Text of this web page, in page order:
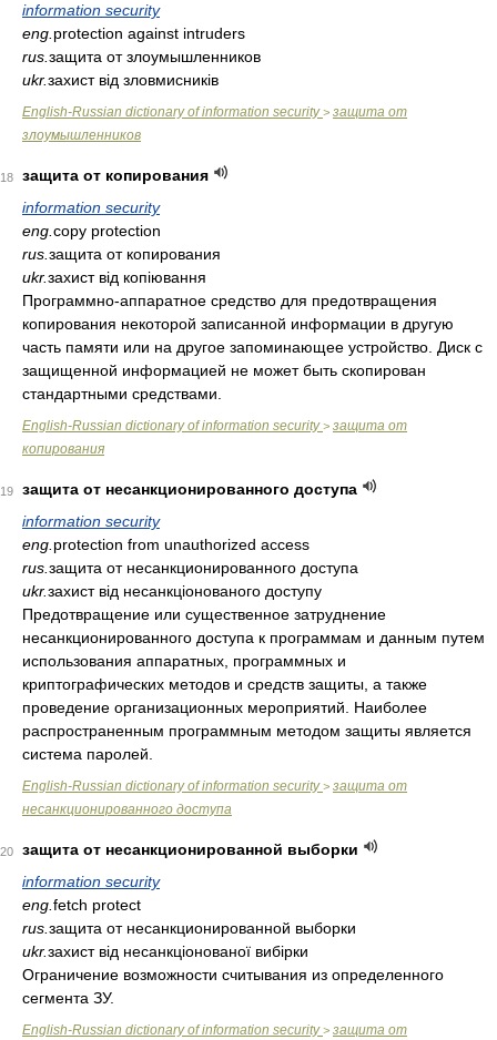
information security
eng. protection against intruders
rus. защита от злоумышленников
ukr.захист від зловмисників
English-Russian dictionary of information security> защита от
злоумышленников
18
защита от копирования
information security
eng. copy protection
rus. защита от копирования
ukr.захист від копіювання
Программно-аппаратное средство для предотвращения
копирования некоторой записанной информации в другую
часть памяти или на другое запоминающее устройство. Диск с
защищенной информацией не может быть скопирован
стандартными средствами.
English-Russian dictionary of information security> защита от
копирования
19
защита от несанкционированного доступа
information security
eng. protection from unauthorized access
rus. защита от несанкционированного доступа
ukr.захист від несанкціонованого доступу
Предотвращение или существенное затруднение
несанкционированного доступа к программам и данным путем
использования аппаратных, программных и
криптографических методов и средств защиты, а также
проведение организационных мероприятий. Наиболее
распространенным программным методом защиты является
система паролей.
English-Russian dictionary of information security> защита от
несанкционированного доступа
20
защита от несанкционированной выборки
information security
eng. fetch protect
rus. защита от несанкционированной выборки
ukr.захист від несанкціонованої вибірки
Ограничение возможности считывания из определенного
сегмента ЗУ.
English-Russian dictionary of information security> защита от